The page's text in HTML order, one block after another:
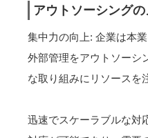
アウトソーシングの
集中力の向上: 企業は本
外部管理をアウトソーシ
な取り組みにリソースを
迅速でスケーラブルな対